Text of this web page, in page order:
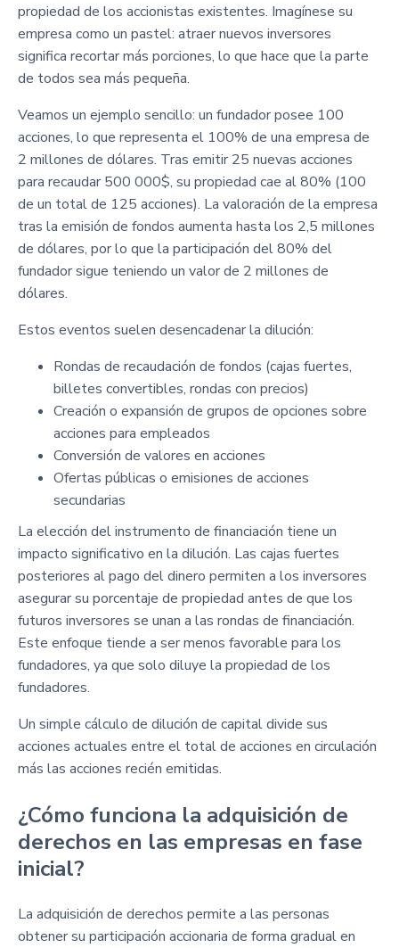
propiedad de los accionistas existentes. Imagínese su
empresa como un pastel: atraer nuevos inversores
significa recortar más porciones, lo que hace que la parte
de todos sea más pequeña.
Veamos un ejemplo sencillo: un fundador posee 100
acciones, lo que representa el 100% de una empresa de
2 millones de dólares. Tras emitir 25 nuevas acciones
para recaudar 500 000$, su propiedad cae al 80% (100
de un total de 125 acciones). La valoración de la empresa
tras la emisión de fondos aumenta hasta los 2,5 millones
de dólares, por lo que la participación del 80% del
fundador sigue teniendo un valor de 2 millones de
dólares.
Estos eventos suelen desencadenar la dilución:
Rondas de recaudación de fondos (cajas fuertes,
billetes convertibles, rondas con precios)
Creación o expansión de grupos de opciones sobre
acciones para empleados
Conversión de valores en acciones
Ofertas públicas o emisiones de acciones
secundarias
La elección del instrumento de financiación tiene un
impacto significativo en la dilución. Las cajas fuertes
posteriores al pago del dinero permiten a los inversores
asegurar su porcentaje de propiedad antes de que los
futuros inversores se unan a las rondas de financiación.
Este enfoque tiende a ser menos favorable para los
fundadores, ya que solo diluye la propiedad de los
fundadores.
Un simple cálculo de dilución de capital divide sus
acciones actuales entre el total de acciones en circulación
más las acciones recién emitidas.
¿Cómo funciona la adquisición de
derechos en las empresas en fase
inicial?
La adquisición de derechos permite a las personas
obtener su participación accionaria de forma gradual en